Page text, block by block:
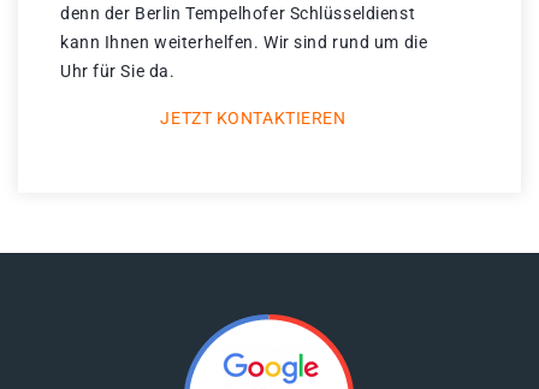
denn der Berlin Tempelhofer Schlüsseldienst
kann Ihnen weiterhelfen. Wir sind rund um die
Uhr für Sie da.
JETZT KONTAKTIEREN